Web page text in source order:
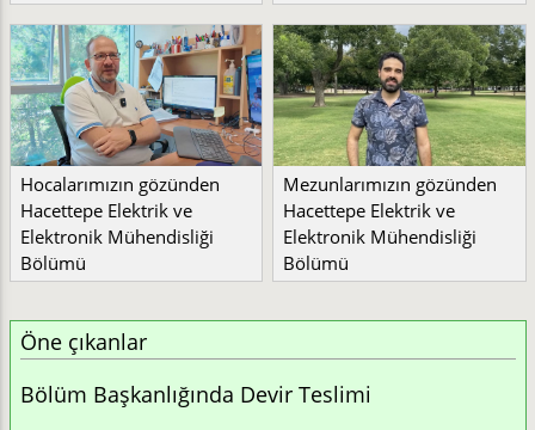
Hocalarımızın gözünden
Hacettepe Elektrik ve
Elektronik Mühendisliği
Bölümü
Mezunlarımızın gözünden
Hacettepe Elektrik ve
Elektronik Mühendisliği
Bölümü
Öne çıkanlar
Bölüm Başkanlığında Devir Teslimi